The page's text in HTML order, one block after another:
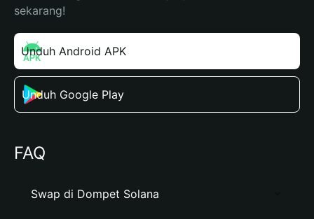
sekarang!
Unduh Android APK
Unduh Google Play
FAQ
Swap di Dompet Solana